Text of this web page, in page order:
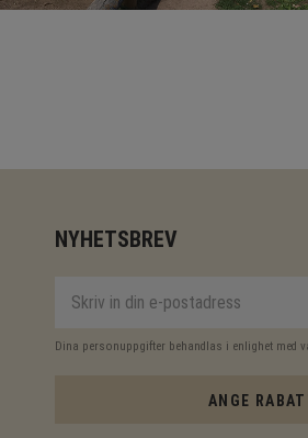
NYHETSBREV
Dina personuppgifter behandlas i enlighet med
ANGE